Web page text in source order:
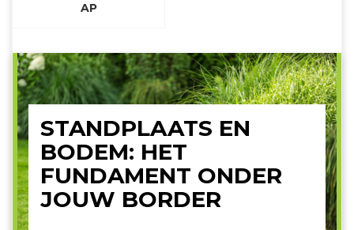
AP
STANDPLAATS EN
BODEM: HET
FUNDAMENT ONDER
JOUW BORDER